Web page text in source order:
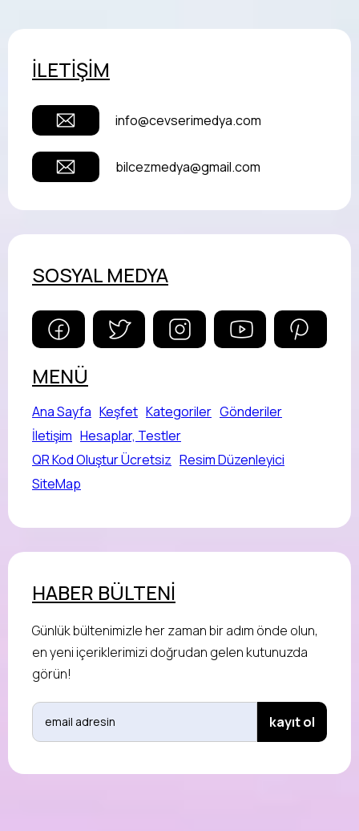
İLETİŞİM
info@cevserimedya.com
bilcezmedya@gmail.com
SOSYAL MEDYA
MENÜ
Ana Sayfa Keşfet Kategoriler Gönderiler
İletişim Hesaplar, Testler
QR Kod Oluştur Ücretsiz Resim Düzenleyici
SiteMap
HABER BÜLTENİ
Günlük bültenimizle her zaman bir adım önde olun,
en yeni içeriklerimizi doğrudan gelen kutunuzda
görün!